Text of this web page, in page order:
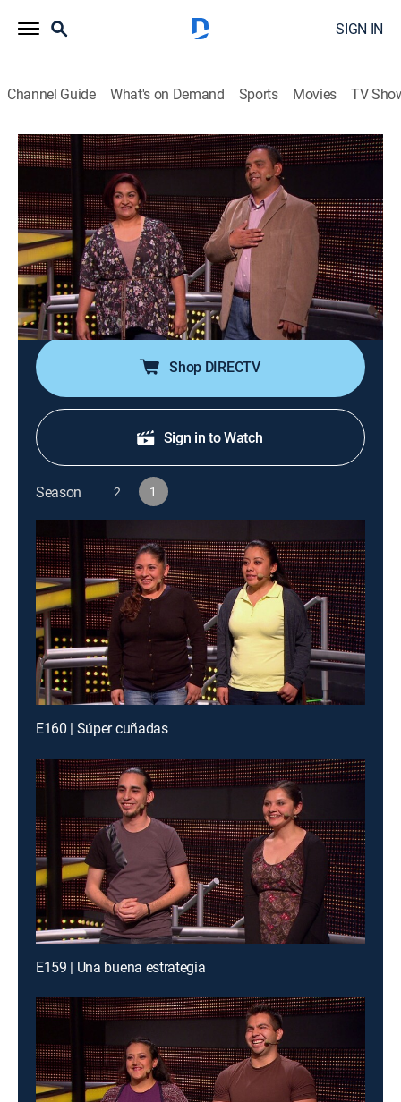
SIGN IN
Channel Guide What's on Demand Sports Movies TV
Escape perfecto
S1 E155 | Un regalo para Iker
0h 45m Game show, Entertainment, Competition reality|
Universo
2024
Dante y Rosa llegan muy animados a jugar por una
recámara infantil para su hijo. Arturo y Ángel van por
un automóvil, deben tener conocimientos culinarios
para poder avanzar en el juego.
Shop DIRECTV
Sign in to Watch
Season 2 1
E160 | Súper cuñadas
E159 | Una buena estrategia